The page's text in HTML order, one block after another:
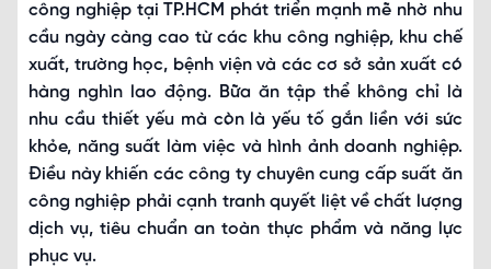
연락처
công nghiệp tại TP.HCM phát triển mạnh mẽ nhờ nhu
cầu ngày càng cao từ các khu công nghiệp, khu chế
xuất, trường học, bệnh viện và các cơ sở sản xuất có
hàng nghìn lao động. Bữa ăn tập thể không chỉ là
nhu cầu thiết yếu mà còn là yếu tố gắn liền với sức
khỏe, năng suất làm việc và hình ảnh doanh nghiệp.
Điều này khiến các công ty chuyên cung cấp suất ăn
công nghiệp phải cạnh tranh quyết liệt về chất lượng
dịch vụ, tiêu chuẩn an toàn thực phẩm và năng lực
phục vụ.